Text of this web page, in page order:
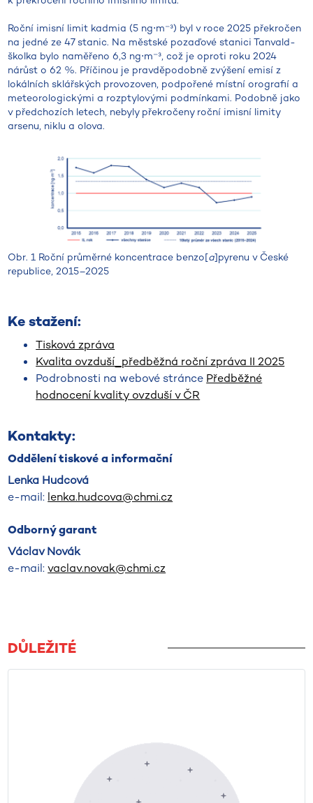
Roční imisní limit kadmia (5 ng⋅m⁻³) byl v roce 2025 překročen
na jedné ze 47 stanic. Na městské pozaďové stanici Tanvald-
školka bylo naměřeno 6,3 ng⋅m⁻³, což je oproti roku 2024
nárůst o 62 %. Příčinou je pravděpodobně zvýšení emisí z
lokálních sklářských provozoven, podpořené místní orografií a
meteorologickými a rozptylovými podmínkami. Podobně jako
v předchozích letech, nebyly překročeny roční imisní limity
arsenu, niklu a olova.
Obr. 1 Roční průměrné koncentrace benzo[a]pyrenu v České
republice, 2015–2025
Ke stažení:
Tisková zpráva
Kvalita ovzduší_předběžná roční zpráva II 2025
Podrobnosti na webové stránce Předběžné
hodnocení kvality ovzduší v ČR
Kontakty:
Oddělení tiskové a informační
Lenka Hudcová
e-mail: lenka.hudcova@chmi.cz
Odborný garant
Václav Novák
e-mail:vaclav.novak@chmi.cz
DŮLEŽITÉ